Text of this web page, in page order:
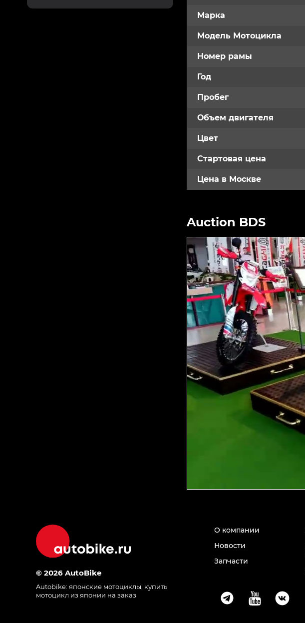
Марка
Модель Мотоцикла
Номер рамы
Год
Пробег
Объем двигателя
Цвет
Стартовая цена
Цена в Москве
Auction BDS
© 2026 AutoBike
Autobike: японские мотоциклы, купить
мотоцикл из японии на заказ
О компании
Новости
Запчасти